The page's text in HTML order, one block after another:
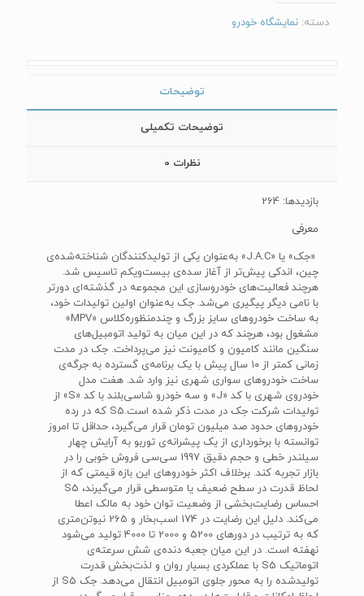
دسته: نمایشگاه خودرو
توضیحات
توضیحات تکمیلی
نظرات 0
بازدیدها: 264
معرفی
«جک» یا‌ «J.A.C»‌ به‌عنوان یکی از تولیدکنندگان شناخته‌شده‌ی
چین، اندکی پیش‌تر از آغاز سده‌ی بیست‌ویکم تاسیس شد.
هرچند فعالیت‌های خودروسازی این مجموعه در گذشته‌ای دورتر
با نامی دیگر پیگیری می‌شد. جک به‌عنوان اولین تولیدات خود،
به ساخت خودروهای سایز بزرگ و چند‌منظوره‌کلاس «‌MPV»
‌مشغول بود، هرچند که در این میان به تولید اتومبیل‌های
سنگین مانند کامیون و کامیونت نیز می‌پرداخت. جک در مدت
زمانی کمتر از ۱۰ سال پیش با یک برنامه‌ی گسترده به جرگه‌ی
ساخت خودروهای سواری شهری نیز وارد شد. هفت مدل
خودروی شهری با کد‌ «J‌» و سه خودرو شاسی‌بلند با کد ‌«S» از
تولیدات شرکت جک در مدت ذکر شده است.S5 که در رده
خودروهای حدود صد میلیون‌ تومان قرار می‌گیرد، حداقل تا امروز
توانسته با برخورداری از یک پیشرانه‌ی توربو به آرایش چهار
سیلندر خطی و حجم دقیق 1997 سی‌سی فروش خوبی را در
بازار تجربه کند. برخلاف اکثر خودروهای این بازه قیمتی که از
احساس رضایت‌بخشی از وضعیت توان خود به مالک اعطا
می‌کند. دلیل این رضایت در 174 اسب‌بخار و 265 نیوتن‌متری
که به ترتیب در دورهای 5200 و 2000 تا 4000 تولید می‌شود
نهفته است. در این میان جعبه ‌دنده‌ی شش سرعته‌ی
اتوماتیک S5 ‌با عملکردی بسیار روان و لذت‌بخش قدرت
تولید‌شده را به محور جلوی اتومبیل انتقال می‌دهد. جک‌ S5‌ از